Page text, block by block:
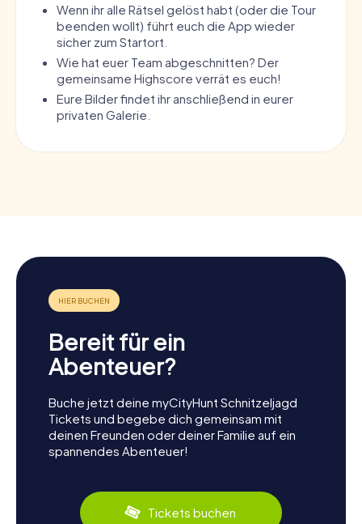
Wenn ihr alle Rätsel gelöst habt (oder die Tour
beenden wollt) führt euch die App wieder
sicher zum Startort.
Wie hat euer Team abgeschnitten? Der
gemeinsame Highscore verrät es euch!
Eure Bilder findet ihr anschließend in eurer
privaten Galerie.
Bereit für ein
Abenteuer?
Buche jetzt deine myCityHunt Schnitzeljagd
Tickets und begebe dich gemeinsam mit
deinen Freunden oder deiner Familie auf ein
spannendes Abenteuer!
Tickets buchen